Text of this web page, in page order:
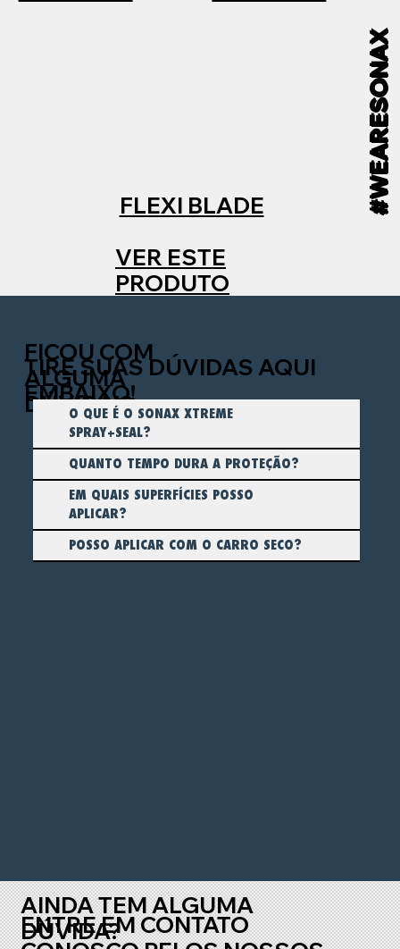
FICOU COM
ALGUMA
DÚVIDA!?
TIRE SUAS DÚVIDAS AQUI
EMBAIXO!
O QUE É O SONAX XTREME
SPRAY+SEAL?
QUANTO TEMPO DURA A PROTEÇÃO?
EM QUAIS SUPERFÍCIES POSSO
APLICAR?
POSSO APLICAR COM O CARRO SECO?
AINDA TEM ALGUMA
DÚVIDA?
ENTRE EM CONTATO
FLEXI BLADE
VER ESTE
PRODUTO
#WEARESONAX